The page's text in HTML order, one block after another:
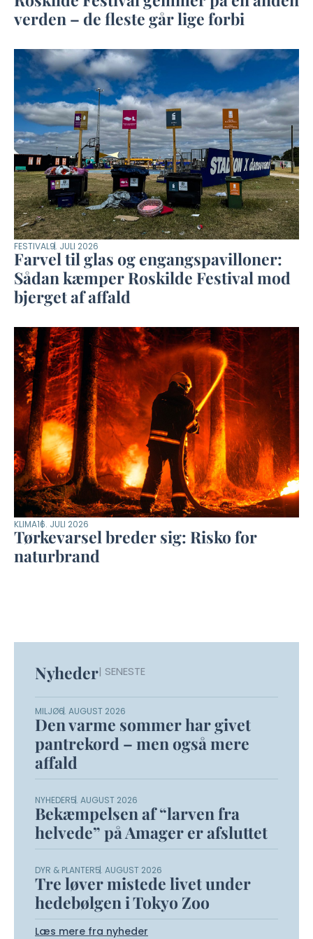
verden – de fleste går lige forbi
FESTIVAL9. JULI 2026
Farvel til glas og engangspavilloner:
Sådan kæmper Roskilde Festival mod
bjerget af affald
KLIMA16. JULI 2026
Tørkevarsel breder sig: Risko for
naturbrand
Nyheder| SENESTE
MILJØ6. AUGUST 2026
Den varme sommer har givet
pantrekord – men også mere
affald
NYHEDER5. AUGUST 2026
Bekæmpelsen af “larven fra
helvede” på Amager er afsluttet
DYR & PLANTER5. AUGUST 2026
Tre løver mistede livet under
hedebølgen i Tokyo Zoo
Læs mere fra nyheder